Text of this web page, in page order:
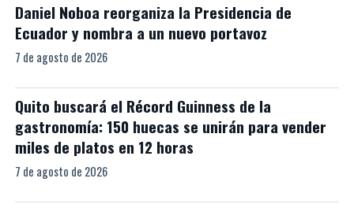
Daniel Noboa reorganiza la Presidencia de
Ecuador y nombra a un nuevo portavoz
7 de agosto de 2026
Quito buscará el Récord Guinness de la
gastronomía: 150 huecas se unirán para vender
miles de platos en 12 horas
7 de agosto de 2026